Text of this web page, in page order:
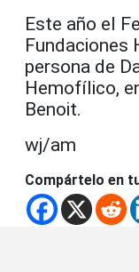
Este año el
Fundaciones
persona de
Hemofílico,
Benoit.
wj/am
Compártelo en